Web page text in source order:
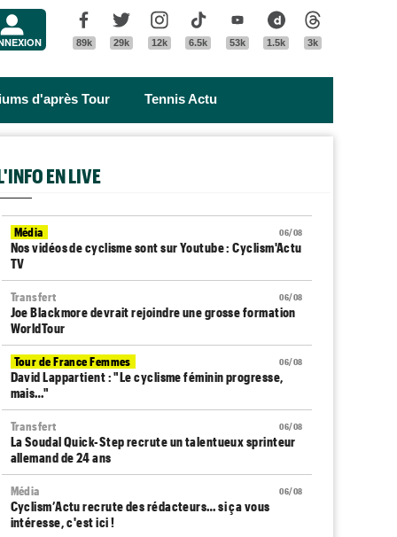
Facebook
89k
Twitter
29k
Instagram
12k
Tik Tok
6.5k
Youtube
53k
Dailymotion
1.5k 3k
d'après Tour Tennis Actu
EN LIVE
06/08
Média
Nos vidéos de cyclisme sont sur Youtube : Cyclism'Actu
TV
06/08
Transfert
Joe Blackmore devrait rejoindre une grosse formation
WorldTour
06/08
Tour de France Femmes
David Lappartient : "Le cyclisme féminin progresse,
mais…"
06/08
Transfert
La Soudal Quick-Step recrute un talentueux sprinteur
allemand de 24 ans
06/08
Média
Cyclism’Actu recrute des rédacteurs… si ça vous
intéresse, c'est ici !